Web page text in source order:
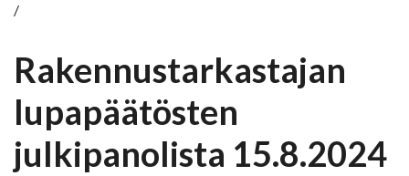
/
Rakennustarkastajan
lupapäätösten
julkipanolista 15.8.2024